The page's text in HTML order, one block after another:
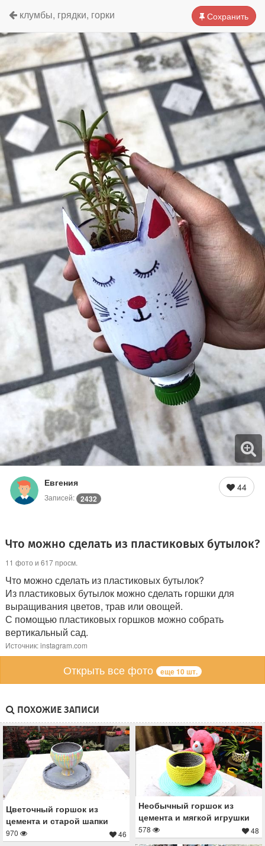
Сохранить
клумбы, грядки, горки
Евгения
Записей: 2432
44
Что можно сделать из пластиковых бутылок?
11 фото и 617 просм.
Что можно сделать из пластиковых бутылок?
Из пластиковых бутылок можно сделать горшки для
выращивания цветов, трав или овощей.
С помощью пластиковых горшков можно собрать
вертикальный сад.
Источник: instagram.com
Открыть все фото еще 10 шт.
ПОХОЖИЕ ЗАПИСИ
Цветочный горшок из
цемента и старой шапки
970 46
Необычный горшок из
цемента и мягкой игрушки
578 48